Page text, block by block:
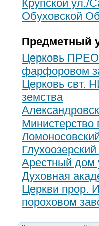
Крупской ул./
Обуховской
Предметный
Церковь
фарфоровом
Церковь свт.
земства
Министерство
Арестный дом
Духовная
Церкви
пороховом